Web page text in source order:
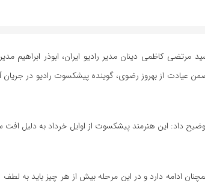
کاظمی دینان مدیر رادیو ایران، ابوذر ابراهیم
ضمن عیادت از بهروز رضوی، گوینده پیشکسوت رادیو در
داد: این هنرمند پیشکسوت از اوایل خرداد به دلیل
ادامه دارد و در این مرحله بیش از هر چیز باید به